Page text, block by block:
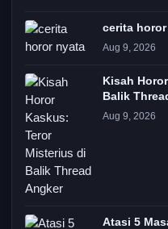
cerita
Aug 9, 2026
Kisah
Balik
Aug 9, 2026
Atasi 5